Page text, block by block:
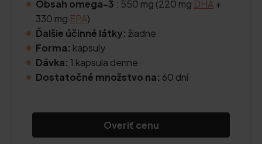
Obsah omega-3 : 550 mg (220 mg DHA+
330 mg EPA)
Ďalšie účinné látky: žiadne
Forma: kapsuly
Dávka: 1 kapsula denne
Dostatočné množstvo na: 60 dní
Overiť cenu